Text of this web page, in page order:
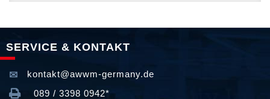
SERVICE & KONTAKT
kontakt@awwm-germany.de
089 / 3398 0942*